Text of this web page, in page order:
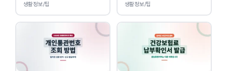
생활정보/팁 생활정보/팁